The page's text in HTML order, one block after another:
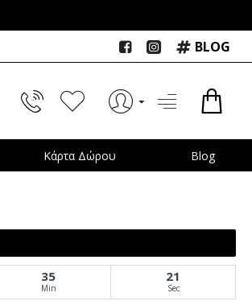
BLOG
Κάρτα Δώρου Blog
35
Min
20
Sec